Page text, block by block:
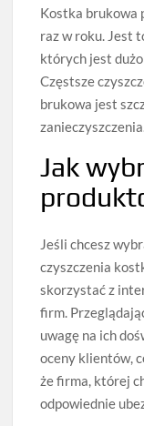
Kostka brukowa
raz w roku. Jest
których jest
Częstsze
brukowa jest
Jak
Jeśli chcesz
czyszczenia
skorzystać z
firm.
uwagę na ich
oceny klientów,
że firma, której
odpowiednie